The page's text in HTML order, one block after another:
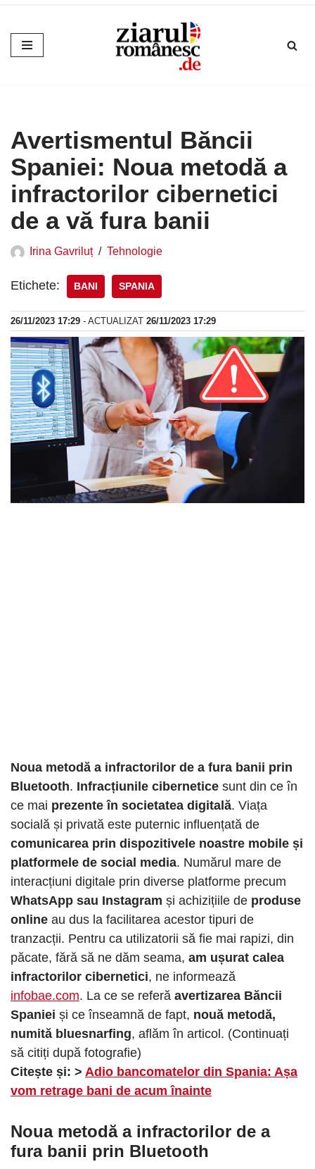
Sari
la
Avertismentul Băncii
Spaniei: Noua metodă a
infractorilor cibernetici
de a vă fura banii
Irina Gavriluț Tehnologie
Etichete: BANI SPANIA
26/11/2023 17:29 - ACTUALIZAT 26/11/2023 17:29
Noua metodă a infractorilor de a fura banii prin
Bluetooth. Infracțiunile cibernetice sunt din ce în
ce mai prezente în societatea digitală. Viața
socială și privată este puternic influențată de
comunicarea prin dispozitivele noastre mobile și
platformele de social media. Numărul mare de
interacțiuni digitale prin diverse platforme precum
WhatsApp sau Instagram și achizițiile de produse
online au dus la facilitarea acestor tipuri de
tranzacții. Pentru ca utilizatorii să fie mai rapizi, din
păcate, fără să ne dăm seama, am ușurat calea
infractorilor cibernetici, ne informează
infobae.com. La ce se referă avertizarea Băncii
Spaniei și ce înseamnă de fapt, nouă metodă,
numită bluesnarfing, aflăm în articol. (Continuați
să citiți după fotografie)
Citește și: > Adio bancomatelor din Spania: Așa
vom retrage bani de acum înainte
Noua metodă a infractorilor de a
fura banii prin Bluetooth